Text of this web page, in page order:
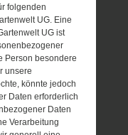
folgenden
UG. Eine
UG ist
Person besondere
unsere
könnte jedoch
Daten erforderlich
Daten
Verarbeitung